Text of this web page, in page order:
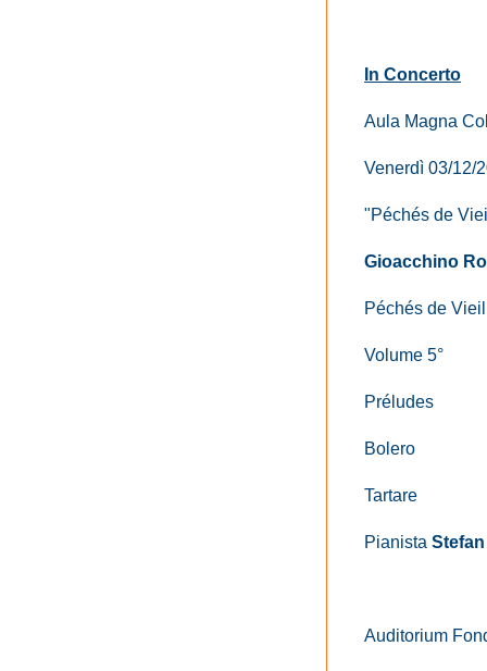
In Concerto
Aula Magna
Venerdì 03/12/
"Péchés de
Gioacchino
Péchés de
Volume 5°
Préludes
Bolero
Tartare
Pianista
Auditorium